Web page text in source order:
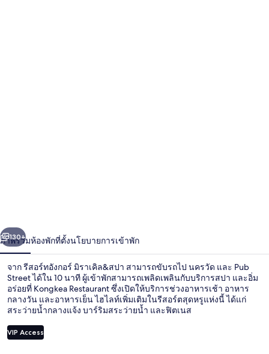
รา
เคิล&สปา
า
ถัดไป
130+
ภาพรวมห้องพักที่ตั้งนโยบายการเข้าพัก
จาก รีสอร์ทอังกอร์ มิราเคิล&สปา สามารถขับรถไป นครวัด และ Pub
Street ได้ใน 10 นาที ผู้เข้าพักสามารถเพลิดเพลินกับบริการสปา และอิ่ม
อร่อยที่ Kongkea Restaurant ซึ่งเปิดให้บริการช่วงอาหารเช้า อาหาร
กลางวัน และอาหารเย็น ไฮไลท์เพิ่มเติมในรีสอร์ตสุดหรูแห่งนี้ ได้แก่
สระว่ายน้ำกลางแจ้ง บาร์ริมสระว่ายน้ำ และฟิตเนส
VIP Access